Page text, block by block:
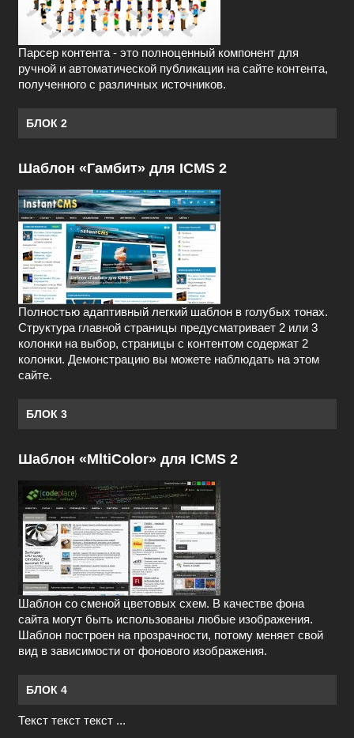
Парсер контента - это полноценный компонент для
ручной и автоматической публикации на сайте контента,
полученного с различных источников.
БЛОК 2
Шаблон «Гамбит» для ICMS 2
Полностью адаптивный легкий шаблон в голубых тонах.
Структура главной страницы предусматривает 2 или 3
колонки на выбор, страницы с контентом содержат 2
колонки. Демонстрацию вы можете наблюдать на этом
сайте.
БЛОК 3
Шаблон «MltiColor» для ICMS 2
Шаблон со сменой цветовых схем. В качестве фона
сайта могут быть использованы любые изображения.
Шаблон построен на прозрачности, потому меняет свой
вид в зависимости от фонового изображения.
БЛОК 4
Текст текст текст ...